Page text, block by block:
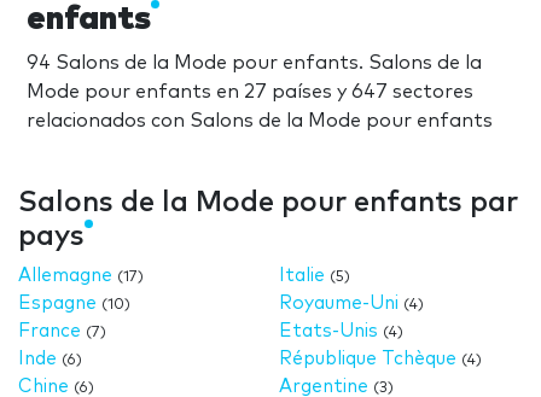
enfants
94 Salons de la Mode pour enfants. Salons de la
Mode pour enfants en 27 países y 647 sectores
relacionados con Salons de la Mode pour enfants
Salons de la Mode pour enfants par
pays
Allemagne (17)
Espagne (10)
France (7)
Inde (6)
Chine (6)
Italie (5)
Royaume-Uni (4)
Etats-Unis (4)
République Tchèque (4)
Argentine (3)